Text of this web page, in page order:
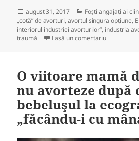
Publicat
pe
august 31, 2017 Categorii
Foşti angajați ai
„cotă” de avorturi,avortul singura opțiune,
interiorul industriei avorturilor”, industria
traumă
Lasă un comentariula Annette,
O viitoare mamă
nu avorteze după
bebeluşul la
„făcându-i cu